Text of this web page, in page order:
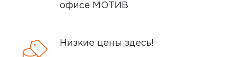
офисе МОТИВ
Низкие цены здесь!